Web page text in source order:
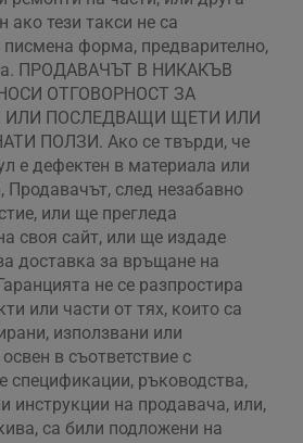
ако тези такси не са
форма, предварително,
ПРОДАВАЧЪТ В НИКАКЪВ
ОТГОВОРНОСТ ЗА
ИЛИ ПОСЛЕДВАЩИ ЩЕТИ ИЛИ
ПОЛЗИ. Ако се твърди, че
е дефектен в материала или
Продавачът, след незабавно
или ще прегледа
своя сайт, или ще издаде
доставка за връщане на
не се разпростира
или части от тях, които са
използвани или
в съответствие с
спецификации, ръководства,
инструкции на продавача, или,
са били подложени на